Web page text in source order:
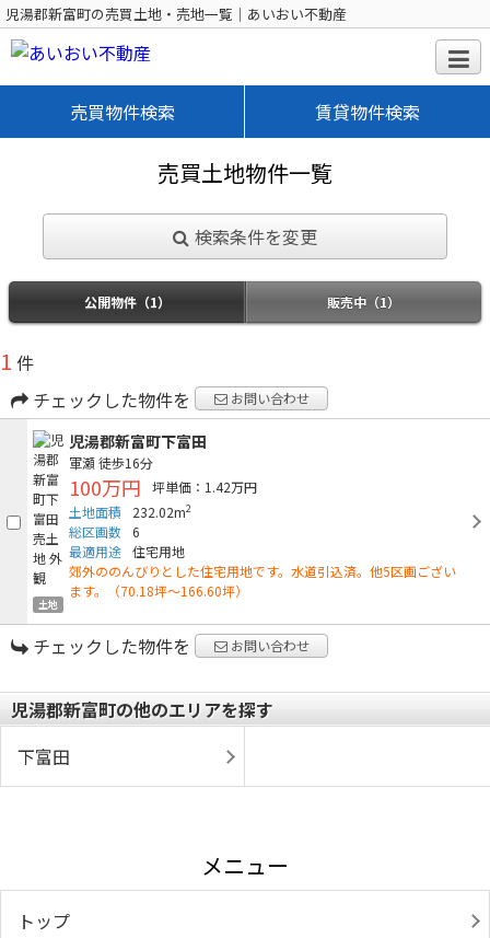
児湯郡新富町の売買土地・売地一覧｜あいおい不動産
売買物件検索 賃貸物件検索
売買土地物件一覧
検索条件を変更
公開物件（1） 販売中（1）
1 件
チェックした物件を
お問い合わせ
土地
児湯郡新富町下富田
軍瀬徒歩16分
100万円
坪単価：1.42万円
土地面積
232.02m2
総区画数 6
最適用途 住宅用地
郊外ののんびりとした住宅用地です。水道引込済。他5区画ござい
ます。（70.18坪～166.60坪）
チェックした物件を お問い合わせ
児湯郡新富町の他のエリアを探す
下富田
メニュー
トップ